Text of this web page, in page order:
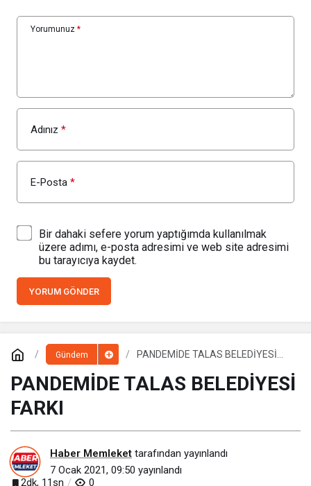
Yorumunuz *
Adınız *
E-Posta *
Bir dahaki sefere yorum yaptığımda kullanılmak
üzere adımı, e-posta adresimi ve web site adresimi
bu tarayıcıya kaydet.
YORUM GÖNDER
Gündem
PANDEMİDE TALAS BELEDİYESİ
PANDEMİDE TALAS BELEDİYESİ
FARKI
Haber Memleket tarafından yayınlandı
7 Ocak 2021, 09:50 yayınlandı
2dk, 11sn
0